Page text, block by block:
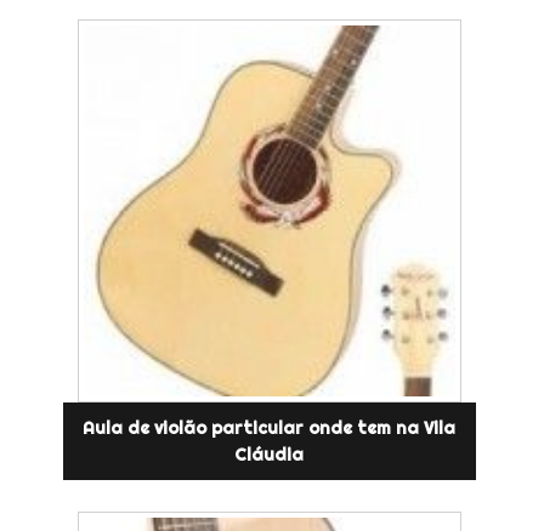
Aula de violão particular onde tem na Vila
Cláudia